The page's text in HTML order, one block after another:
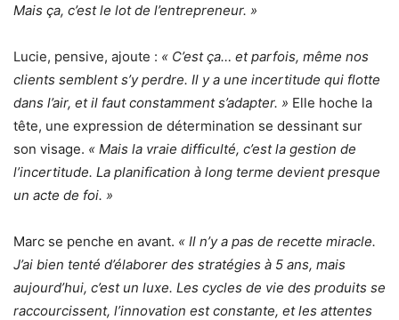
Mais ça, c’est le lot de l’entrepreneur. »
Lucie, pensive, ajoute : « C’est ça… et parfois, même nos
clients semblent s’y perdre. Il y a une incertitude qui flotte
dans l’air, et il faut constamment s’adapter. » Elle hoche la
tête, une expression de détermination se dessinant sur
son visage. « Mais la vraie difficulté, c’est la gestion de
l’incertitude. La planification à long terme devient presque
un acte de foi. »
Marc se penche en avant. « Il n’y a pas de recette miracle.
J’ai bien tenté d’élaborer des stratégies à 5 ans, mais
aujourd’hui, c’est un luxe. Les cycles de vie des produits se
raccourcissent, l’innovation est constante, et les attentes